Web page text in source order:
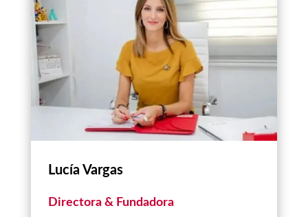
Lucía Vargas
Directora & Fundadora